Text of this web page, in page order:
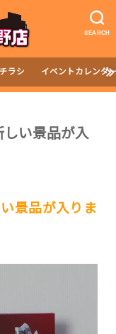
SEARCH
ラシ イベントカレンダ
い景品が入
景品が入りま